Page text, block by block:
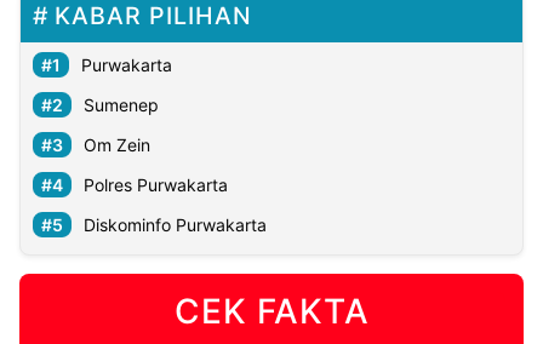
KABAR PILIHAN
Purwakarta
Sumenep
Om Zein
Polres Purwakarta
Diskominfo Purwakarta
CEK FAKTA